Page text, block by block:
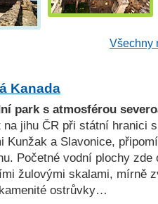
Všechny
Kanada
park s atmosférou
na jihu ČR při státní hranici
Kunžak a Slavonice,
Početné vodní plochy
žulovými skalami, mírně
ostrůvky…